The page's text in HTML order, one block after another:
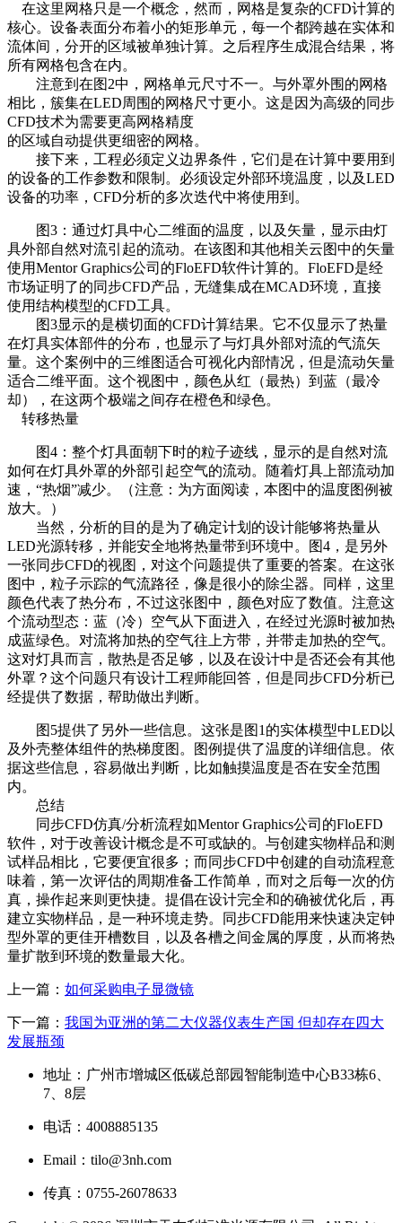
在这里网格只是一个概念，然而，网格是复杂的CFD计算的
核心。设备表面分布着小的矩形单元，每一个都跨越在实体和
流体间，分开的区域被单独计算。之后程序生成混合结果，将
所有网格包含在内。
注意到在图2中，网格单元尺寸不一。与外罩外围的网格
相比，簇集在LED周围的网格尺寸更小。这是因为高级的同步
CFD技术为需要更高网格精度
的区域自动提供更细密的网格。
接下来，工程必须定义边界条件，它们是在计算中要用到
的设备的工作参数和限制。必须设定外部环境温度，以及LED
设备的功率，CFD分析的多次迭代中将使用到。
图3：通过灯具中心二维面的温度，以及矢量，显示由灯
具外部自然对流引起的流动。在该图和其他相关云图中的矢量
使用Mentor Graphics公司的FloEFD软件计算的。FloEFD是经
市场证明了的同步CFD产品，无缝集成在MCAD环境，直接
使用结构模型的CFD工具。
图3显示的是横切面的CFD计算结果。它不仅显示了热量
在灯具实体部件的分布，也显示了与灯具外部对流的气流矢
量。这个案例中的三维图适合可视化内部情况，但是流动矢量
适合二维平面。这个视图中，颜色从红（最热）到蓝（最冷
却），在这两个极端之间存在橙色和绿色。
转移热量
图4：整个灯具面朝下时的粒子迹线，显示的是自然对流
如何在灯具外罩的外部引起空气的流动。随着灯具上部流动加
速，“热烟”减少。（注意：为方面阅读，本图中的温度图例被
放大。）
当然，分析的目的是为了确定计划的设计能够将热量从
LED光源转移，并能安全地将热量带到环境中。图4，是另外
一张同步CFD的视图，对这个问题提供了重要的答案。在这张
图中，粒子示踪的气流路径，像是很小的除尘器。同样，这里
颜色代表了热分布，不过这张图中，颜色对应了数值。注意这
个流动型态：蓝（冷）空气从下面进入，在经过光源时被加热
成蓝绿色。对流将加热的空气往上方带，并带走加热的空气。
这对灯具而言，散热是否足够，以及在设计中是否还会有其他
外罩？这个问题只有设计工程师能回答，但是同步CFD分析已
经提供了数据，帮助做出判断。
图5提供了另外一些信息。这张是图1的实体模型中LED以
及外壳整体组件的热梯度图。图例提供了温度的详细信息。依
据这些信息，容易做出判断，比如触摸温度是否在安全范围
内。
总结
同步CFD仿真/分析流程如Mentor Graphics公司的FloEFD
软件，对于改善设计概念是不可或缺的。与创建实物样品和测
试样品相比，它要便宜很多；而同步CFD中创建的自动流程意
味着，第一次评估的周期准备工作简单，而对之后每一次的仿
真，操作起来则更快捷。提倡在设计完全和的确被优化后，再
建立实物样品，是一种环境走势。同步CFD能用来快速决定钟
型外罩的更佳开槽数目，以及各槽之间金属的厚度，从而将热
量扩散到环境的数量最大化。
上一篇： 如何采购电子显微镜
下一篇： 我国为亚洲的第二大仪器仪表生产国 但却存在四大
发展瓶颈
地址：广州市增城区低碳总部园智能制造中心B33栋6、
7、8层
电话：4008885135
Email：tilo@3nh.com
传真：0755-26078633